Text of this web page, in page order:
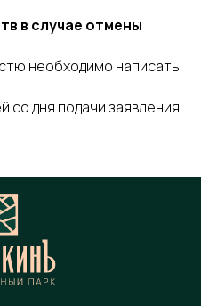
в случае отмены
необходимо написать
со дня подачи заявления.